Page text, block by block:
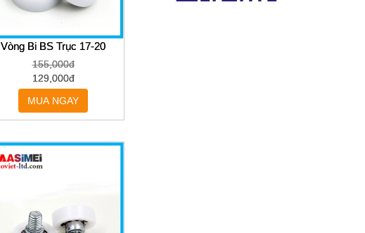
Vòng Bi BS Trục 17-20
155,000đ
129,000đ
MUA NGAY